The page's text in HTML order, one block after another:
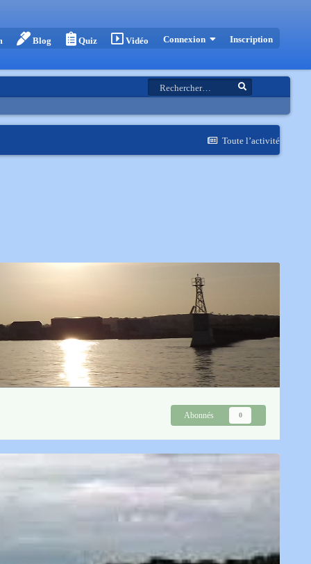
Blog Quiz Vidéo Connexion Inscription
Toute l’activité
Abonnés 0